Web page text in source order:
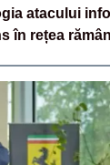
atacului
în rețea